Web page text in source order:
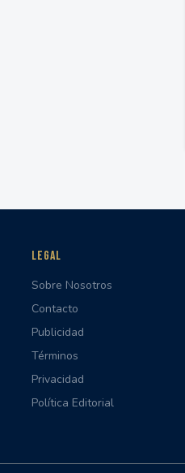
LEGAL
Sobre Nosotros
Contacto
Publicidad
Términos
Privacidad
Política Editorial